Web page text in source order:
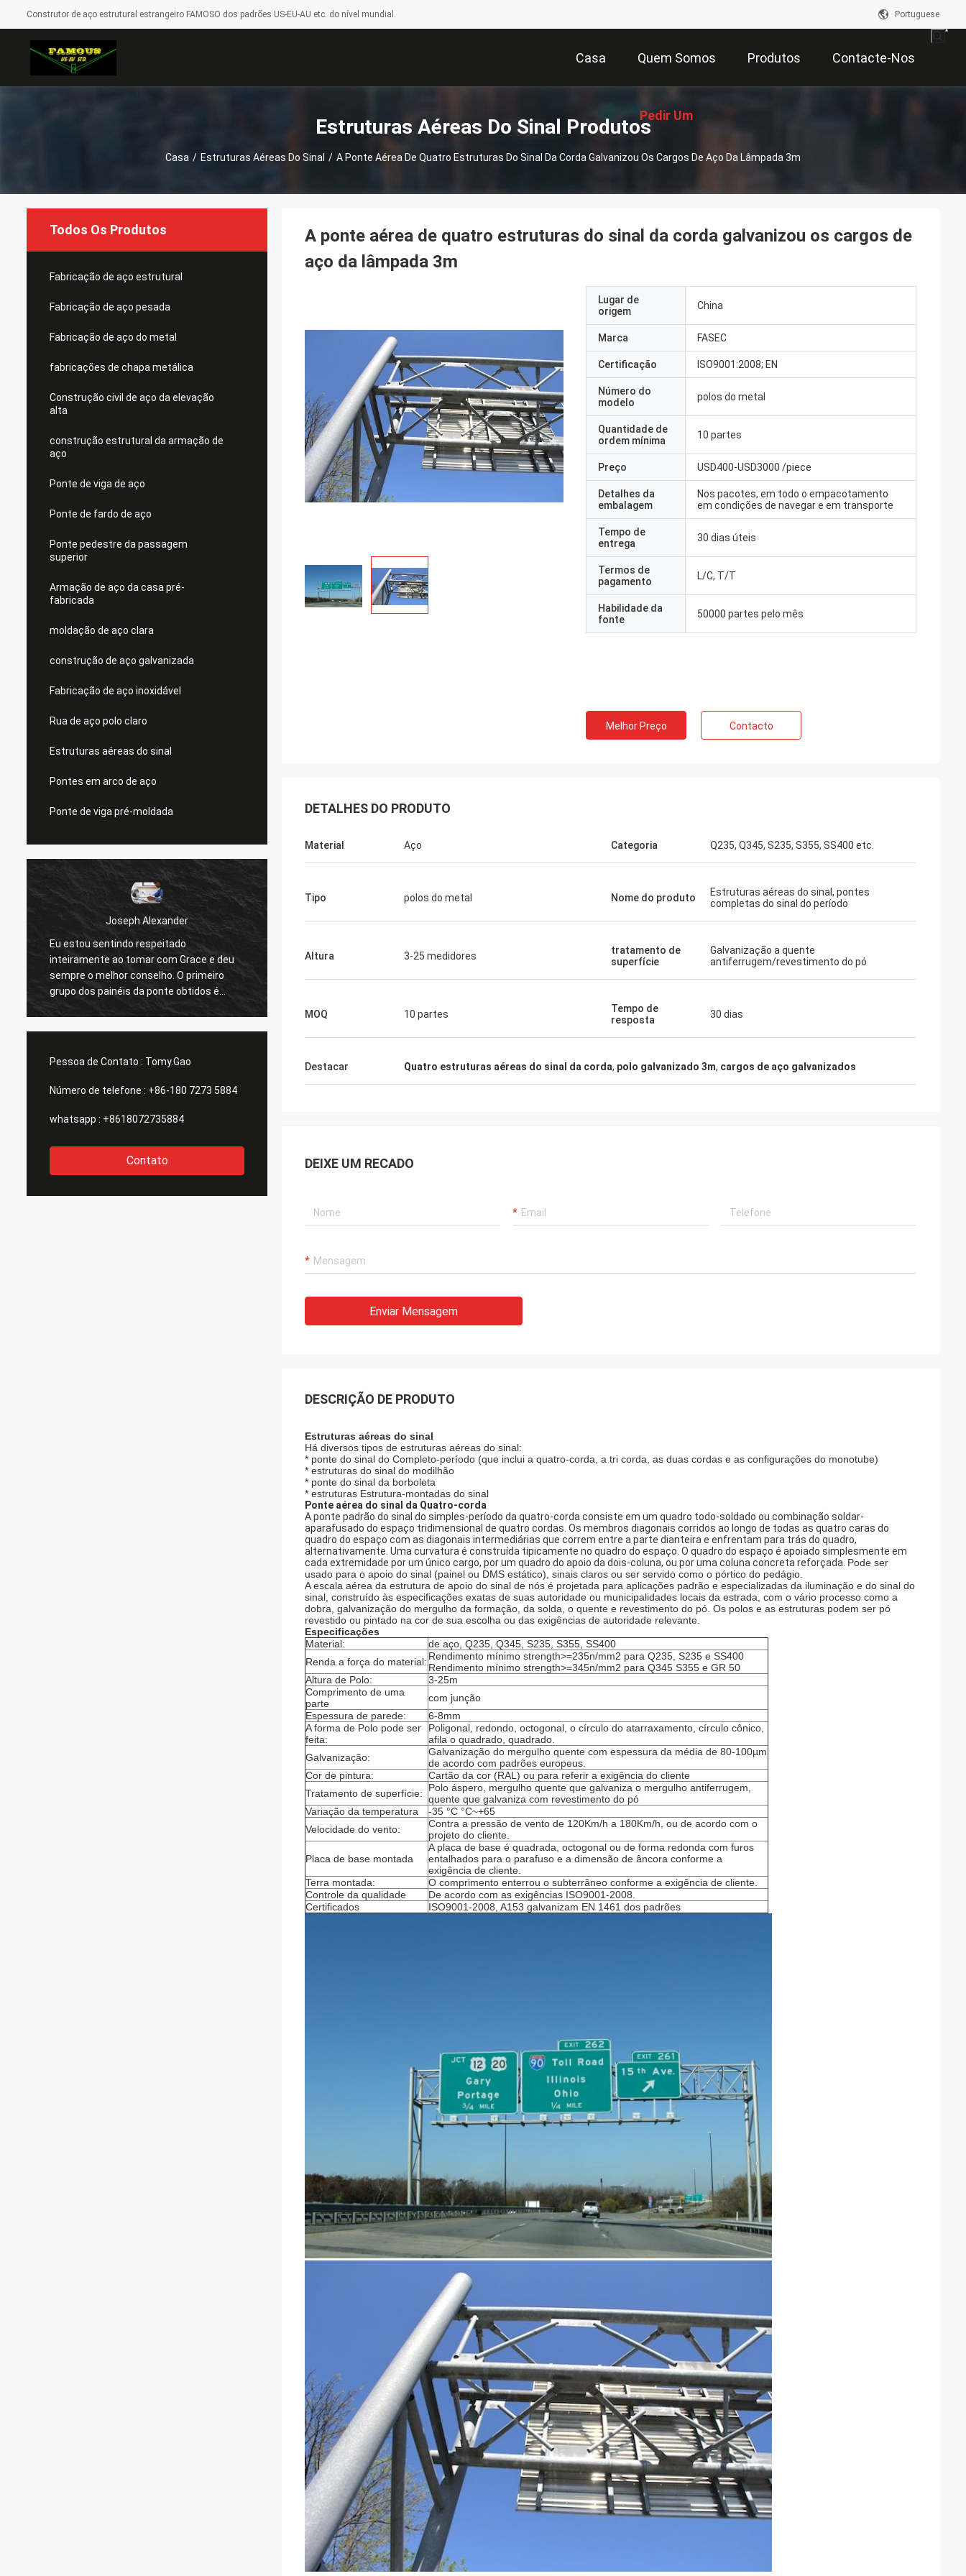
Construtor de aço estrutural estrangeiro FAMOSO dos padrões US-EU-AU etc. do nível mundial. Portuguese
Casa Quem Somos Produtos Contacte-Nos
Pedir Um
Estruturas Aéreas Do Sinal Produtos
Casa / Estruturas Aéreas Do Sinal / A Ponte Aérea De Quatro Estruturas Do Sinal Da Corda Galvanizou Os Cargos De Aço Da Lâmpada 3m
Todos Os Produtos
Fabricação de aço estrutural
Fabricação de aço pesada
Fabricação de aço do metal
fabricações de chapa metálica
Construção civil de aço da elevação
alta
construção estrutural da armação de
aço
Ponte de viga de aço
Ponte de fardo de aço
Ponte pedestre da passagem
superior
Armação de aço da casa pré-
fabricada
moldação de aço clara
construção de aço galvanizada
Fabricação de aço inoxidável
Rua de aço polo claro
Estruturas aéreas do sinal
Pontes em arco de aço
Ponte de viga pré-moldada
Joseph Alexander
Eu estou sentindo respeitado
inteiramente ao tomar com Grace e deu
sempre o melhor conselho. O primeiro
grupo dos painéis da ponte obtidos é
grande demasiado. agradecimentos
Donald Mcwayne
sempre o orçamento a tempo e
Pessoa de Contato : Tomy.Gao
Número de telefone : +86-180 7273 5884
whatsapp : +8618072735884
Contato
A ponte aérea de quatro estruturas do sinal da corda galvanizou os cargos de
aço da lâmpada 3m
Lugar de
origem
China
Marca FASEC
Certificação ISO9001:2008; EN
Número do
modelo
polos do metal
Quantidade de
ordem mínima
10 partes
Preço USD400-USD3000 /piece
Detalhes da
embalagem
Nos pacotes, em todo o empacotamento
em condições de navegar e em transporte
Tempo de
entrega
30 dias úteis
Termos de
pagamento
L/C, T/T
Habilidade da
fonte
50000 partes pelo mês
Melhor Preço Contacto
DETALHES DO PRODUTO
Material Aço Categoria Q235, Q345, S235, S355, SS400 etc.
Tipo polos do metal Nome do produto
Estruturas aéreas do sinal, pontes
completas do sinal do período
Altura 3-25 medidores
tratamento de
superfície
Galvanização a quente
antiferrugem/revestimento do pó
MOQ 10 partes
Tempo de
resposta
30 dias
Destacar Quatro estruturas aéreas do sinal da corda, polo galvanizado 3m, cargos de aço galvanizados
DEIXE UM RECADO
Enviar Mensagem
DESCRIÇÃO DE PRODUTO
Estruturas aéreas do sinal
Há diversos tipos de estruturas aéreas do sinal:
* ponte do sinal do Completo-período (que inclui a quatro-corda, a tri corda, as duas cordas e as configurações do monotube)
* estruturas do sinal do modilhão
* ponte do sinal da borboleta
* estruturas Estrutura-montadas do sinal
Ponte aérea do sinal da Quatro-corda
A ponte padrão do sinal do simples-período da quatro-corda consiste em um quadro todo-soldado ou combinação soldar-
aparafusado do espaço tridimensional de quatro cordas. Os membros diagonais corridos ao longo de todas as quatro caras do
quadro do espaço com as diagonais intermediárias que correm entre a parte dianteira e enfrentam para trás do quadro,
alternativamente. Uma curvatura é construída tipicamente no quadro do espaço. O quadro do espaço é apoiado simplesmente em
cada extremidade por um único cargo, por um quadro do apoio da dois-coluna, ou por uma coluna concreta reforçada. Pode ser
usado para o apoio do sinal (painel ou DMS estático), sinais claros ou ser servido como o pórtico do pedágio.
A escala aérea da estrutura de apoio do sinal de nós é projetada para aplicações padrão e especializadas da iluminação e do sinal do
sinal, construído às especificações exatas de suas autoridade ou municipalidades locais da estrada, com o vário processo como a
dobra, galvanização do mergulho da formação, da solda, o quente e revestimento do pó. Os polos e as estruturas podem ser pó
revestido ou pintado na cor de sua escolha ou das exigências de autoridade relevante.
Especificações
Material:
de aço, Q235, Q345, S235, S355, SS400
Renda a força do material: Rendimento mínimo strength>=235n/mm2 para Q235, S235 e SS400
Rendimento mínimo strength>=345n/mm2 para Q345 S355 e GR 50
Altura de Polo:
3-25m
Comprimento de uma
parte
com junção
Espessura de parede:
6-8mm
A forma de Polo pode ser
feita:
Poligonal, redondo, octogonal, o círculo do atarraxamento, círculo cônico,
afila o quadrado, quadrado.
Galvanização:
Galvanização do mergulho quente com espessura da média de 80-100µm
de acordo com padrões europeus.
Cor de pintura:
Cartão da cor (RAL) ou para referir a exigência do cliente
Tratamento de superfície:
Polo áspero, mergulho quente que galvaniza o mergulho antiferrugem,
quente que galvaniza com revestimento do pó
Variação da temperatura
-35 °C °C~+65
Velocidade do vento:
Contra a pressão de vento de 120Km/h a 180Km/h, ou de acordo com o
projeto do cliente.
Placa de base montada
A placa de base é quadrada, octogonal ou de forma redonda com furos
entalhados para o parafuso e a dimensão de âncora conforme a
exigência de cliente.
Terra montada:
O comprimento enterrou o subterrâneo conforme a exigência de cliente.
Controle da qualidade
De acordo com as exigências ISO9001-2008.
Certificados
ISO9001-2008, A153 galvanizam EN 1461 dos padrões